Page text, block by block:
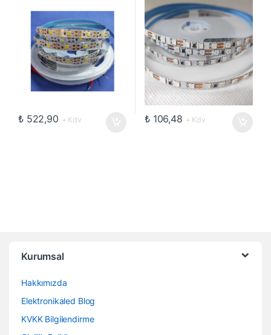
₺522,90 + Kdv ₺106,48 + Kdv
Kurumsal
Hakkımızda
Elektronikaled Blog
KVKK Bilgilendirme